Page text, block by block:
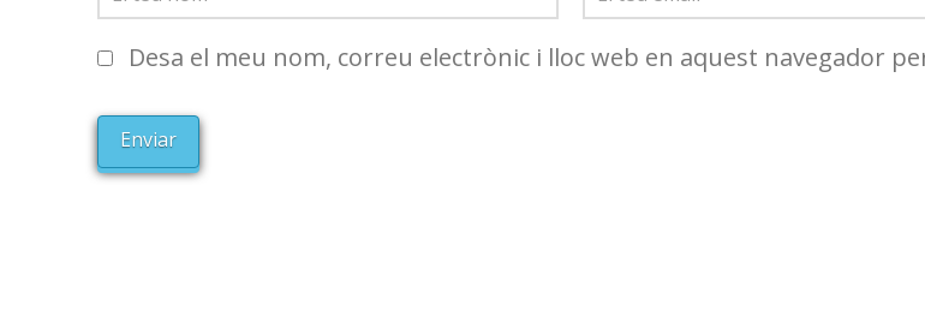
Desa el meu nom, correu electrònic i lloc web en aquest navegador